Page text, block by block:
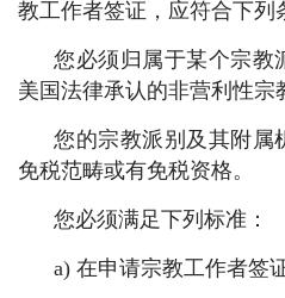
教工作者签证，应符合下列
您必须归属于某个宗教
美国法律承认的非营利性宗
您的宗教派别及其附属
免税范畴或有免税资格。
您必须满足下列标准：
a) 在申请宗教工作者签